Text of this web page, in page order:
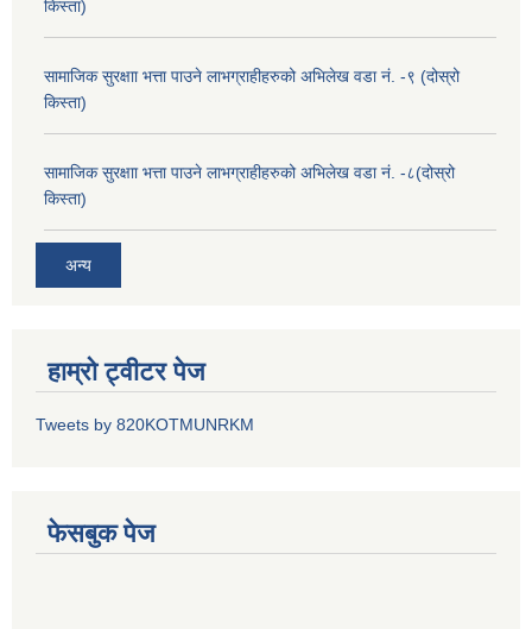
किस्ता)
सामाजिक सुरक्षाा भत्ता पाउने लाभग्राहीहरुको अभिलेख वडा नं. -९ (दोस्रो
किस्ता)
सामाजिक सुरक्षाा भत्ता पाउने लाभग्राहीहरुको अभिलेख वडा नं. -८(दोस्रो
किस्ता)
अन्य
हाम्रो ट्वीटर पेज
Tweets by 820KOTMUNRKM
फेसबुक पेज